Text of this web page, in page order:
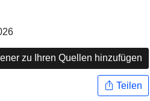
zu Ihren Quellen hinzufügen
Teilen